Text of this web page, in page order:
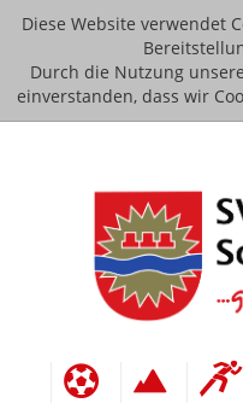
Diese Website verwendet
Durch die Nutzung
einverstanden, dass wir